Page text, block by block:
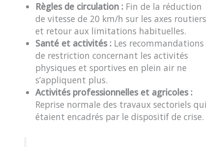
Règles de circulation :Fin de la réduction
de vitesse de 20 km/h sur les axes routiers
et retour aux limitations habituelles.
Santé et activités :Les recommandations
de restriction concernant les activités
physiques et sportives en plein air ne
s’appliquent plus.
Activités professionnelles et agricoles :
Reprise normale des travaux sectoriels qui
étaient encadrés par le dispositif de crise.